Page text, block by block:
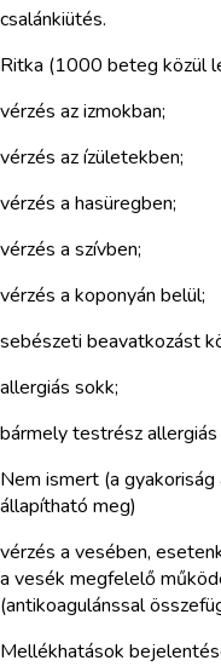
csalánkiütés.
Ritka (1000 beteg közül
vérzés az izmokban;
vérzés az ízületekben;
vérzés a hasüregben;
vérzés a szívben;
vérzés a koponyán belül;
sebészeti beavatkozást
allergiás sokk;
bármely testrész allergiás
Nem ismert (a
állapítható meg)
vérzés a vesében,
a vesék megfelelő
(antikoagulánssal
Mellékhatások